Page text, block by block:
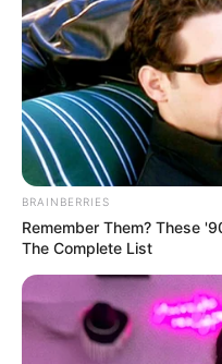
Κυριακή, 2 Οκτωβρίου 2022,
Ο ΠΟΥ υπό έλεγχο:
Δεν χρωστάμε σε κανέναν,
αυτοί χρωστούν σε εμάς τα
πάντα
BRAINBERRIES
Remember Them? These
The Complete List